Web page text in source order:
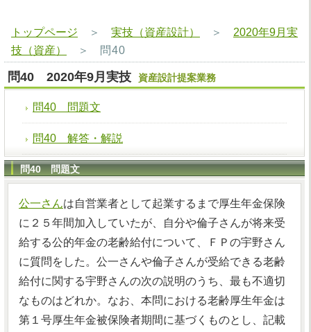
トップページ ＞ 実技（資産設計） ＞ 2020年9月実
技（資産）
＞ 問40
問40 2020年9月実技 資産設計提案業務
問40 問題文
問40 解答・解説
問40 問題文
公一さんは自営業者として起業するまで厚生年金保険
に２５年間加入していたが、自分や倫子さんが将来受
給する公的年金の老齢給付について、ＦＰの宇野さん
に質問をした。公一さんや倫子さんが受給できる老齢
給付に関する宇野さんの次の説明のうち、最も不適切
なものはどれか。なお、本問における老齢厚生年金は
第１号厚生年金被保険者期間に基づくものとし、記載